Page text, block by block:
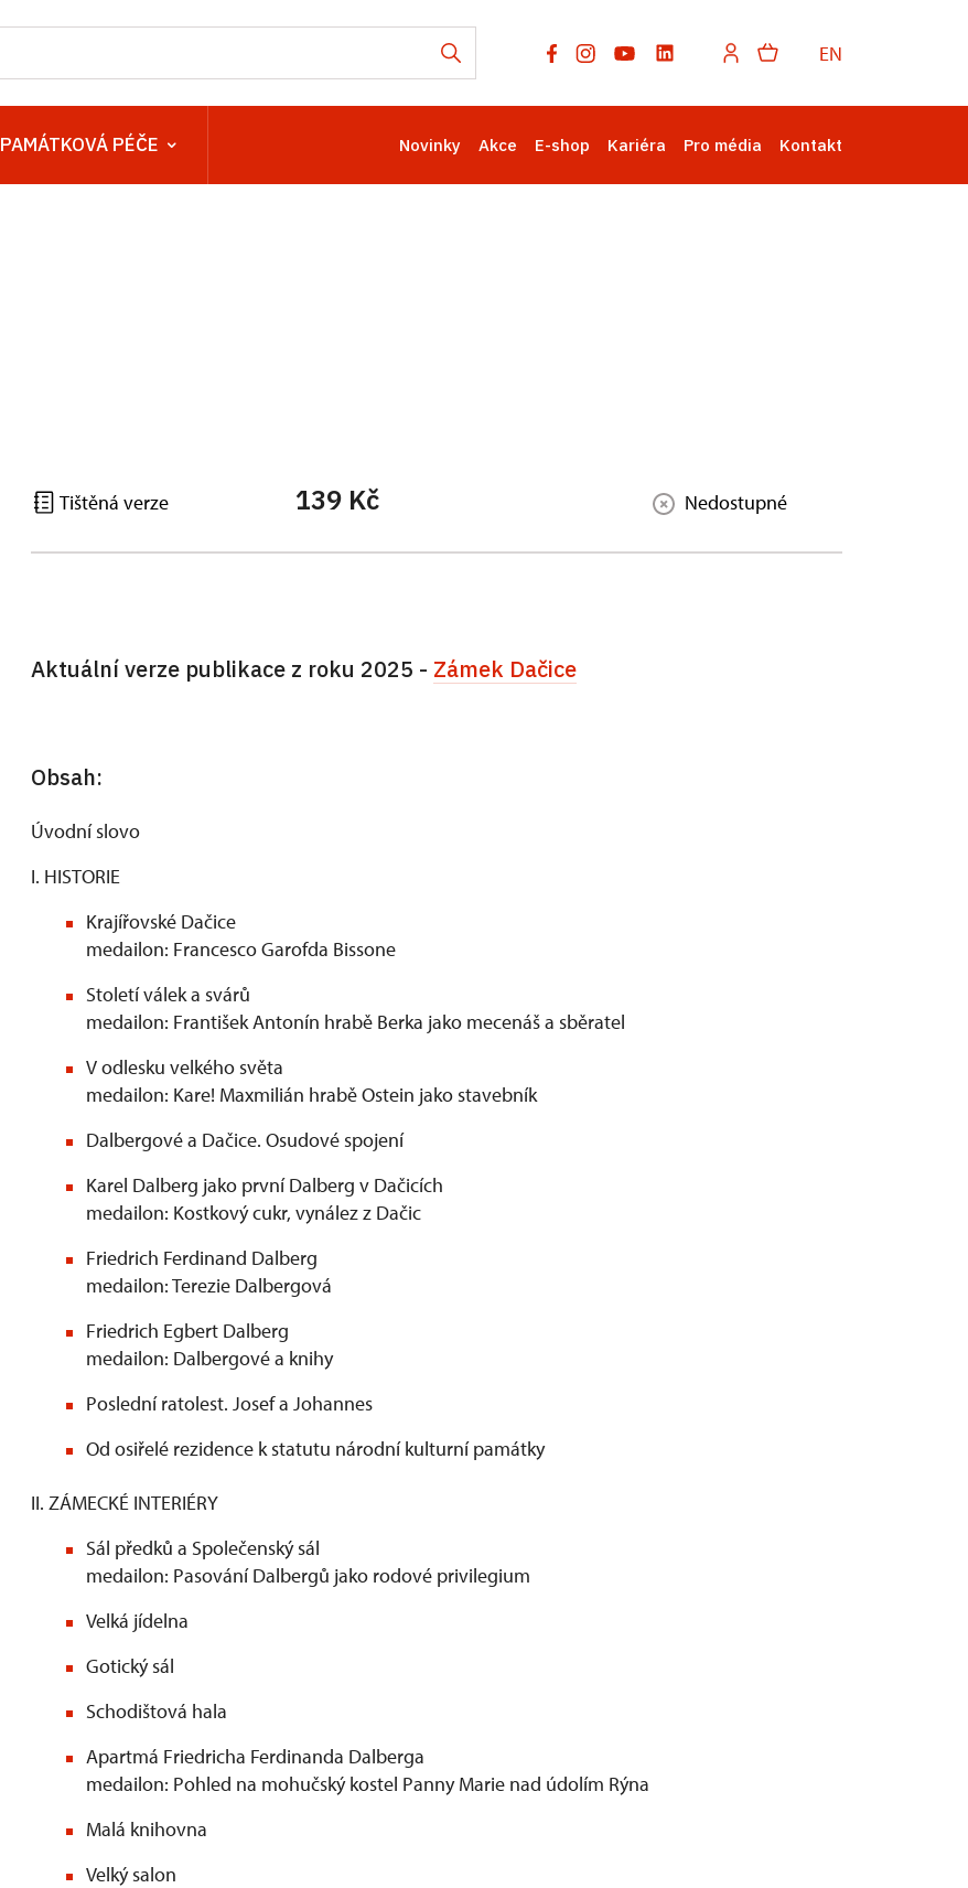
EN
PAMÁTKOVÁ PÉČE Novinky Akce E-shop Kariéra Pro média Kontakt
Tištěná verze 139 Kč Nedostupné
Aktuální verze publikace z roku 2025 - Zámek Dačice
Obsah:
Úvodní slovo
I. HISTORIE
Krajířovské Dačice
medailon: Francesco Garofda Bissone
Století válek a svárů
medailon: František Antonín hrabě Berka jako mecenáš a sběratel
V odlesku velkého světa
medailon: Kare! Maxmilián hrabě Ostein jako stavebník
Dalbergové a Dačice. Osudové spojení
Karel Dalberg jako první Dalberg v Dačicích
medailon: Kostkový cukr, vynález z Dačic
Friedrich Ferdinand Dalberg
medailon: Terezie Dalbergová
Friedrich Egbert Dalberg
medailon: Dalbergové a knihy
Poslední ratolest. Josef a Johannes
Od osiřelé rezidence k statutu národní kulturní památky
II. ZÁMECKÉ INTERIÉRY
Sál předků a Společenský sál
medailon: Pasování Dalbergů jako rodové privilegium
Velká jídelna
Gotický sál
Schodištová hala
Apartmá Friedricha Ferdinanda Dalberga
medailon: Pohled na mohučský kostel Panny Marie nad údolím Rýna
Malá knihovna
Velký salon